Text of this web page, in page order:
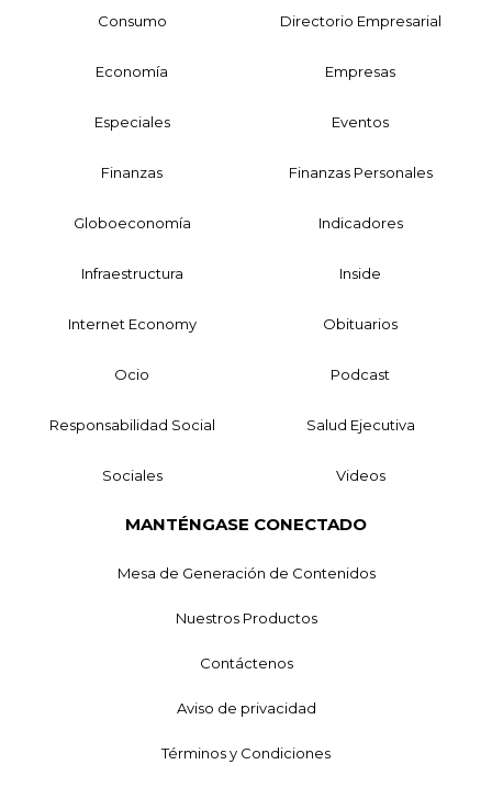
Consumo Directorio Empresarial
Economía Empresas
Especiales Eventos
Finanzas Finanzas Personales
Globoeconomía Indicadores
Infraestructura Inside
Internet Economy Obituarios
Ocio Podcast
Responsabilidad Social Salud Ejecutiva
Sociales Videos
MANTÉNGASE CONECTADO
Mesa de Generación de Contenidos
Nuestros Productos
Contáctenos
Aviso de privacidad
Términos y Condiciones